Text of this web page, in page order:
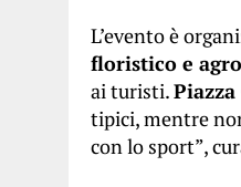
L’evento è
floristico e
ai turisti.
tipici, mentre
con lo sport”,